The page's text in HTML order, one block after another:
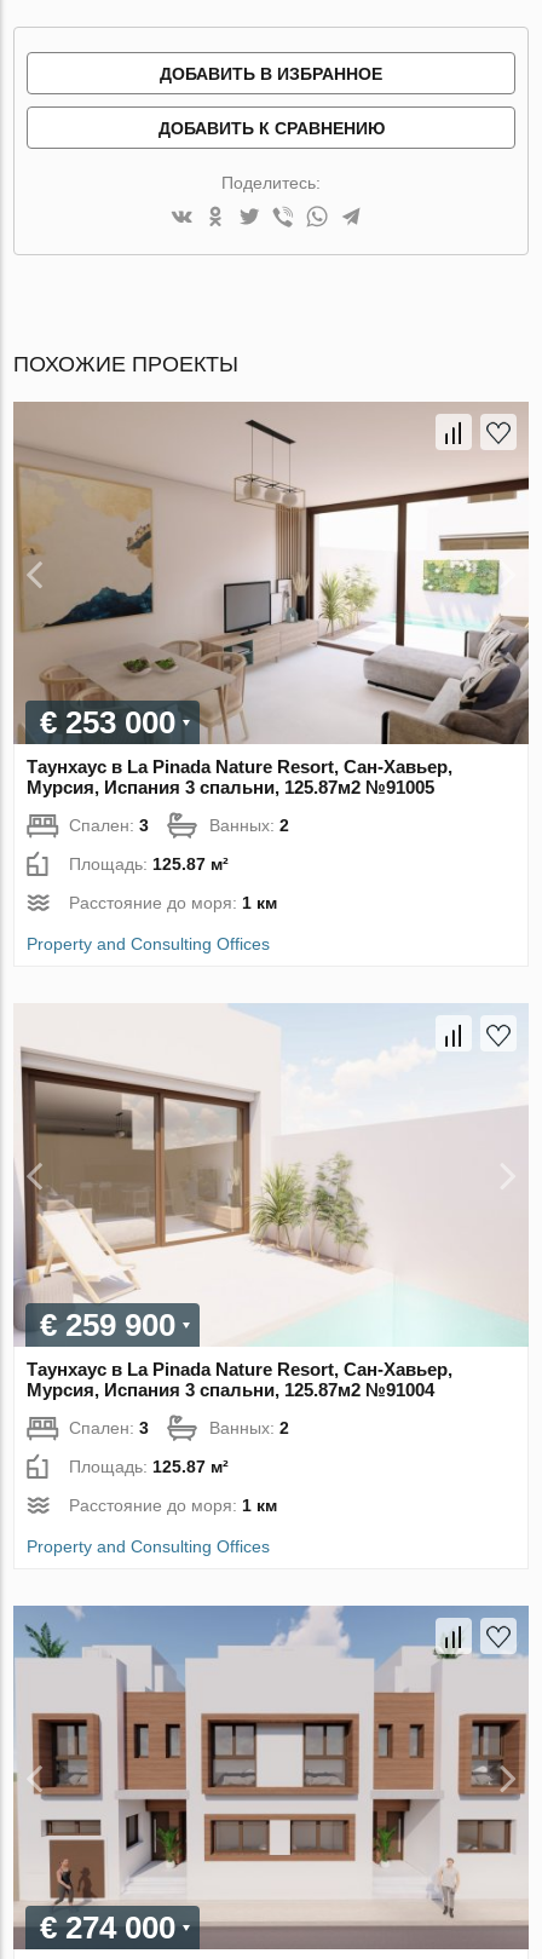
ДОБАВИТЬ В ИЗБРАННОЕ
ДОБАВИТЬ К СРАВНЕНИЮ
Поделитесь:
ПОХОЖИЕ ПРОЕКТЫ
€ 253 000
Таунхаус в La Pinada Nature Resort, Сан-Хавьер,
Мурсия, Испания 3 спальни, 125.87м2 №91005
Спален:3 Ванных:2
Площадь:125.87 м²
Расстояние до моря:1 км
Property and Consulting Offices
€ 259 900
Таунхаус в La Pinada Nature Resort, Сан-Хавьер,
Мурсия, Испания 3 спальни, 125.87м2 №91004
Спален:3 Ванных:2
Площадь: 125.87 м²
Расстояние до моря: 1 км
Property and Consulting Offices
€ 274 000